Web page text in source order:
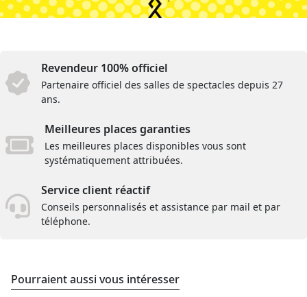
Revendeur 100% officiel
Partenaire officiel des salles de spectacles depuis 27
ans.
Meilleures places garanties
Les meilleures places disponibles vous sont
systématiquement attribuées.
Service client réactif
Conseils personnalisés et assistance par mail et par
téléphone.
Pourraient aussi vous intéresser